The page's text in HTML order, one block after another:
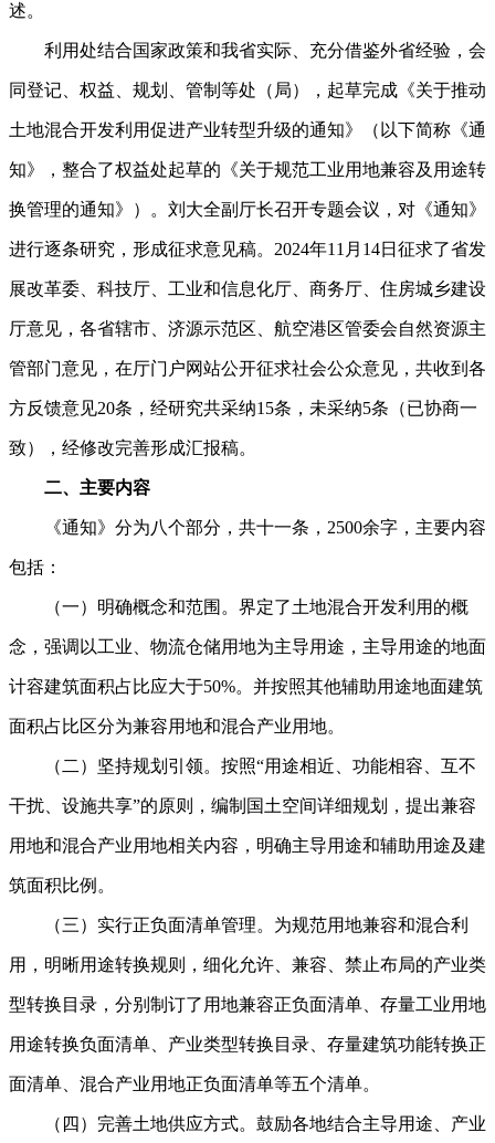
述。
利用处结合国家政策和我省实际、充分借鉴外省经验，会
同登记、权益、规划、管制等处（局），起草完成《关于推动
土地混合开发利用促进产业转型升级的通知》（以下简称《通
知》，整合了权益处起草的《关于规范工业用地兼容及用途转
换管理的通知》）。刘大全副厅长召开专题会议，对《通知》
进行逐条研究，形成征求意见稿。2024年11月14日征求了省发
展改革委、科技厅、工业和信息化厅、商务厅、住房城乡建设
厅意见，各省辖市、济源示范区、航空港区管委会自然资源主
管部门意见，在厅门户网站公开征求社会公众意见，共收到各
方反馈意见20条，经研究共采纳15条，未采纳5条（已协商一
致），经修改完善形成汇报稿。
二、主要内容
《通知》分为八个部分，共十一条，2500余字，主要内容
包括：
（一）明确概念和范围。界定了土地混合开发利用的概
念，强调以工业、物流仓储用地为主导用途，主导用途的地面
计容建筑面积占比应大于50%。并按照其他辅助用途地面建筑
面积占比区分为兼容用地和混合产业用地。
（二）坚持规划引领。按照“用途相近、功能相容、互不
干扰、设施共享”的原则，编制国土空间详细规划，提出兼容
用地和混合产业用地相关内容，明确主导用途和辅助用途及建
筑面积比例。
（三）实行正负面清单管理。为规范用地兼容和混合利
用，明晰用途转换规则，细化允许、兼容、禁止布局的产业类
型转换目录，分别制订了用地兼容正负面清单、存量工业用地
用途转换负面清单、产业类型转换目录、存量建筑功能转换正
面清单、混合产业用地正负面清单等五个清单。
（四）完善土地供应方式。鼓励各地结合主导用途、产业